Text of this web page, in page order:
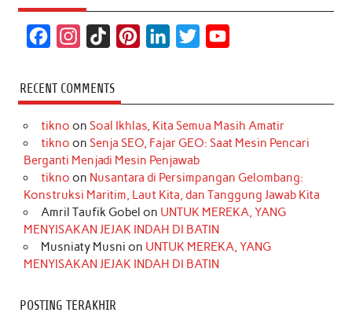
c
e
b
o
k
s
t
a
r
a
m
k
T
o
k
t
e
r
e
s
t
k
e
d
I
n
t
t
r
T
u
e
RECENT COMMENTS
tikno on Soal Ikhlas, Kita Semua Masih Amatir
tikno on Senja SEO, Fajar GEO: Saat Mesin Pencari
Berganti Menjadi Mesin Penjawab
tikno on Nusantara di Persimpangan Gelombang:
Konstruksi Maritim, Laut Kita, dan Tanggung Jawab Kita
Amril Taufik Gobel on UNTUK MEREKA, YANG
MENYISAKAN JEJAK INDAH DI BATIN
Musniaty Musni on UNTUK MEREKA, YANG
MENYISAKAN JEJAK INDAH DI BATIN
POSTING TERAKHIR